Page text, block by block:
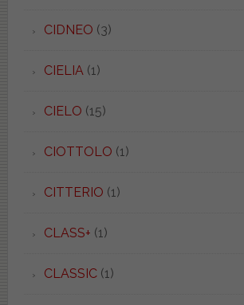
CIDNEO (3)
CIELIA(1)
CIELO (15)
CIOTTOLO (1)
CITTERIO (1)
CLASS+ (1)
CLASSIC(1)